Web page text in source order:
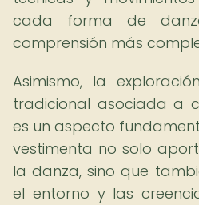
cada forma de
comprensión más
Asimismo, la
tradicional asociada a
es un aspecto
vestimenta no solo
la danza, sino que
el entorno y las